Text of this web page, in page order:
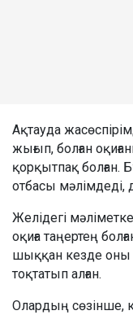
Ақтауда
жығып, болған
қорқытпақ болған.
отбасы мәлімдеді,
Желідегі
оқиға таңертең
шыққан кезде оны
тоқтатып алған.
Олардың сөзінше,